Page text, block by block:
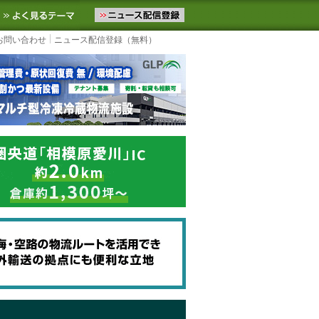
ースをお届けします。物流ニュースメール配信を登録する
お気に入りに追加 よく見るテーマ
問い合わせ ニュース配信登録（無料）